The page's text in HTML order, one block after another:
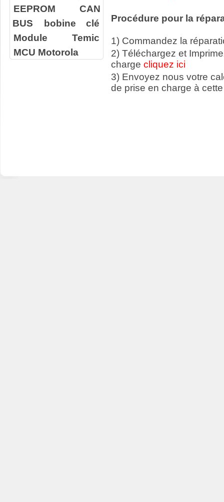
EEPROM
CAN
BUS
bobine clé
Module Temic
MCU Motorola
Procédure pour la
1) Commandez la
2) Téléchargez et
charge cliquez ici
3) Envoyez nous votre
de prise en charge à